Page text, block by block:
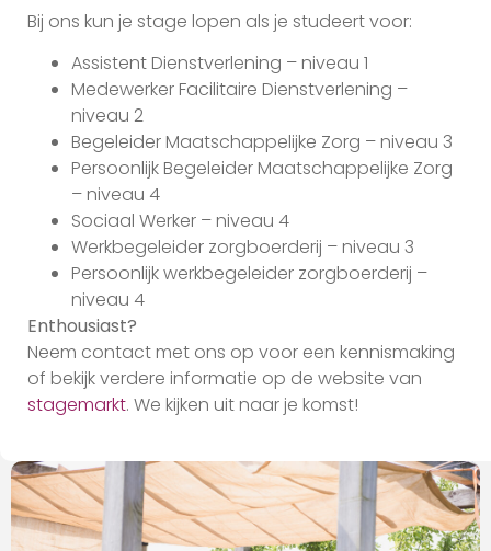
Bij ons kun je stage lopen als je studeert voor:
Assistent Dienstverlening – niveau 1
Medewerker Facilitaire Dienstverlening –
niveau 2
Begeleider Maatschappelijke Zorg – niveau 3
Persoonlijk Begeleider Maatschappelijke Zorg
– niveau 4
Sociaal Werker – niveau 4
Werkbegeleider zorgboerderij – niveau 3
Persoonlijk werkbegeleider zorgboerderij –
niveau 4
Enthousiast?
Neem contact met ons op voor een kennismaking
of bekijk verdere informatie op de website van
stagemarkt. We kijken uit naar je komst!